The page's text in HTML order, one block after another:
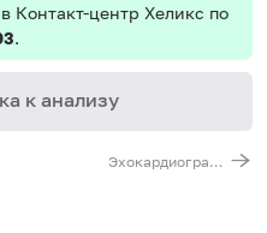
Контакт-центр Хеликс по
.
к анализу
Эхокардиография (ЭХО-КГ)